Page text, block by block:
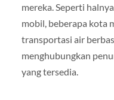
mereka. Seperti
mobil, beberapa kota
transportasi air
menghubungkan
yang tersedia.